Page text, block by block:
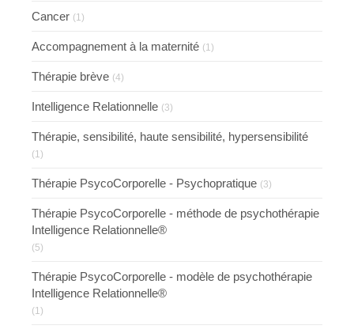
Cancer (1)
Accompagnement à la maternité (1)
Thérapie brève (4)
Intelligence Relationnelle (3)
Thérapie, sensibilité, haute sensibilité, hypersensibilité
(1)
Thérapie PsycoCorporelle - Psychopratique (3)
Thérapie PsycoCorporelle - méthode de psychothérapie
Intelligence Relationnelle®
(5)
Thérapie PsycoCorporelle - modèle de psychothérapie
Intelligence Relationnelle®
(1)